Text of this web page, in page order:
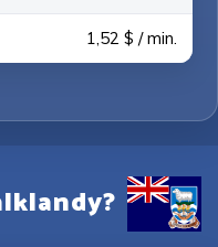
1,52 $ / min.